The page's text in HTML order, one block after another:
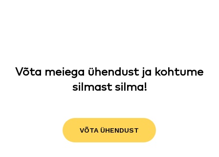
Võta meiega ühendust ja kohtume
silmast silma!
VÕTA ÜHENDUST